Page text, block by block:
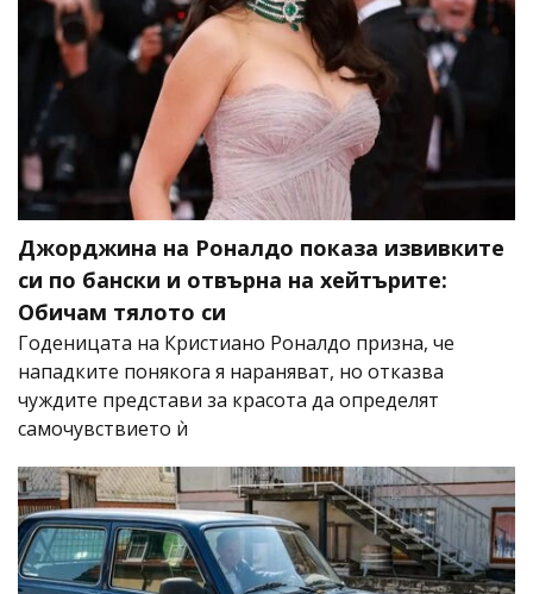
Джорджина на Роналдо показа извивките
си по бански и отвърна на хейтърите:
Обичам тялото си
Годеницата на Кристиано Роналдо призна, че
нападките понякога я нараняват, но отказва
чуждите представи за красота да определят
самочувствието ѝ